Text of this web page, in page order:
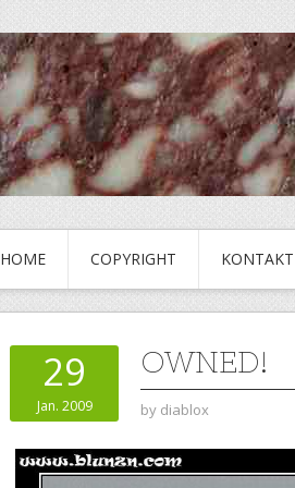
HOME COPYRIGHT KONTAKT
29
Jan. 2009
OWNED!
by diablox